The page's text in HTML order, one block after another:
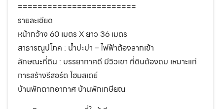
========================
รายละเอียด
หน้ากว้าง 60 เมตร X ยาว 36 เมตร
สาธารณูปโภค : น้ำปะปา – ไฟฟ้าต้องลากเข้า
ลักษณะที่ดิน : บรรยากาศดี มีวิวเขา ที่ดินต้องถม เหมาะแก่
การสร้างรีสอร์ต โฮมสเตย์
บ้านพักตากอากาศ บ้านพักเกษียณ